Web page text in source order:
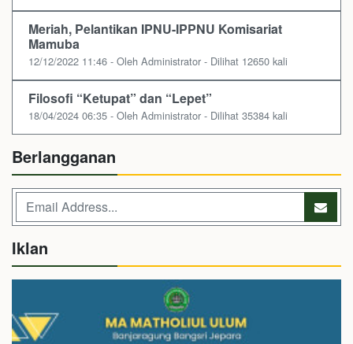
Meriah, Pelantikan IPNU-IPPNU Komisariat
Mamuba
12/12/2022 11:46 - Oleh Administrator - Dilihat 12650 kali
Filosofi “Ketupat” dan “Lepet”
18/04/2024 06:35 - Oleh Administrator - Dilihat 35384 kali
Berlangganan
Iklan